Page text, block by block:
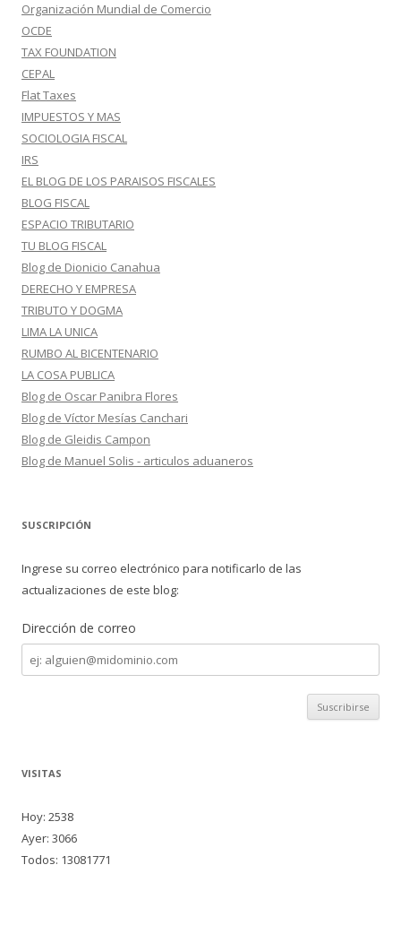
Organización Mundial de Comercio
OCDE
TAX FOUNDATION
CEPAL
Flat Taxes
IMPUESTOS Y MAS
SOCIOLOGIA FISCAL
IRS
EL BLOG DE LOS PARAISOS FISCALES
BLOG FISCAL
ESPACIO TRIBUTARIO
TU BLOG FISCAL
Blog de Dionicio Canahua
DERECHO Y EMPRESA
TRIBUTO Y DOGMA
LIMA LA UNICA
RUMBO AL BICENTENARIO
LA COSA PUBLICA
Blog de Oscar Panibra Flores
Blog de Víctor Mesías Canchari
Blog de Gleidis Campon
Blog de Manuel Solis - articulos aduaneros
SUSCRIPCIÓN
Ingrese su correo electrónico para notificarlo de las
actualizaciones de este blog:
Dirección de correo
Dirección
de
correo
VISITAS
Hoy: 2538
Ayer: 3066
Todos: 13081771